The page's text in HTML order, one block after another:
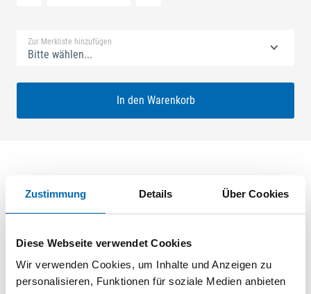
Zustimmung Details Über Cookies
Diese Webseite verwendet Cookies
Wir verwenden Cookies, um Inhalte und Anzeigen zu
personalisieren, Funktionen für soziale Medien anbieten
Zur Merkliste hinzufügen
Bitte wählen...
In den Warenkorb
Produktbeschreibung
Flachstulp 24x2,5mm L:1750,0mm Eckig Maße: A1 730,0mm
geschliffen